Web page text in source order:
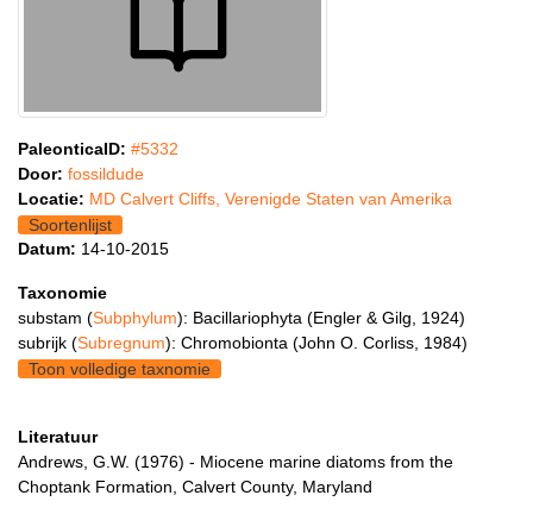
PaleonticaID: #5332
Door: fossildude
Locatie: MD Calvert Cliffs, Verenigde Staten van Amerika
Soortenlijst
Datum: 14-10-2015
Taxonomie
substam (Subphylum): Bacillariophyta (Engler & Gilg, 1924)
subrijk (Subregnum): Chromobionta (John O. Corliss, 1984)
Toon volledige taxnomie
Literatuur
Andrews, G.W. (1976) - Miocene marine diatoms from the
Choptank Formation, Calvert County, Maryland